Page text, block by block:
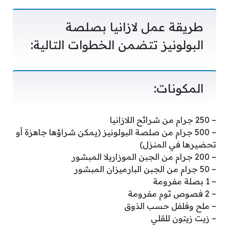
طريقة عمل لازانيا بصلصة
البولونيز تتضمن الخطوات التالية:
المكونات:
– 250 جرام من شرائح اللازانيا
– 500 جرام من صلصة البولونيز (يمكن شراؤها جاهزة أو
تحضيرها في المنزل)
– 200 جرام من الجبن الموزاريلا المبشور
– 50 جرام من الجبن البارميزان المبشور
– 1 بصلة مفرومة
– 2 فصوص ثوم مفرومة
– ملح وفلفل حسب الذوق
– زيت زيتون للقلي